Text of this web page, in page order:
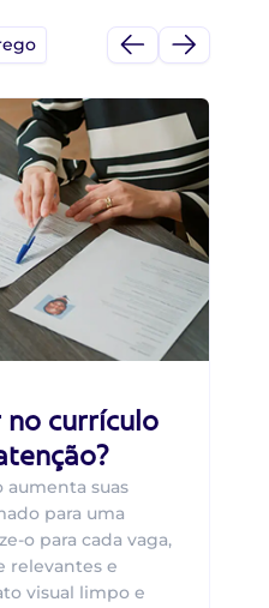
no currículo
aumenta suas
para uma
o para cada vaga,
relevantes e
visual limpo e